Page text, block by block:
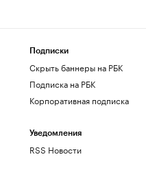
Подписки
Скрыть баннеры на РБК
Подписка на РБК
Корпоративная подписка
Уведомления
RSS Новости